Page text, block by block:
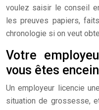
voulez saisir le conseil
les preuves papiers,
chronologie si on veut
Votre
vous êtes
Un employeur licencie
situation de grossesse,